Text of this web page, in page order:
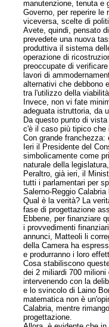
manutenzione, tenuta e
Governo, per reperire le
viceversa, scelte di
Avete, quindi, pensato
prevedete una nuova
produttiva il sistema
operazione di
preoccupate di
lavori di
alternativi che debbono
tra l'utilizzo della
Invece, non vi fate
adeguata istruttoria, da
Da questo punto di
c'è il caso più tipico che
Con grande franchezza:
Ieri il Presidente del
simbolicamente come
naturale della
Peraltro, già ieri, il
tutti i parlamentari per
Salerno-Reggio
Qual è la verità? La
fase di progettazione
Ebbene, per finanziare
i provvedimenti
annunci, Matteoli li
della Camera ha
e produrranno i loro
Cosa stabiliscono
dei 2 miliardi 700
intervenendo con la
e lo svincolo di Laino
matematica non è
Calabria, mentre
progettazione.